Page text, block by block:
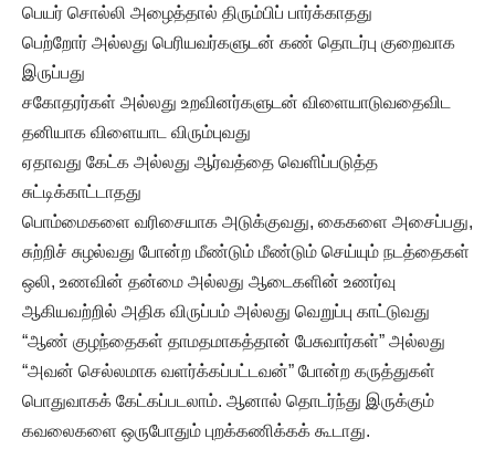
பெயர் சொல்லி அழைத்தால் திரும்பிப் பார்க்காதது
பெற்றோர் அல்லது பெரியவர்களுடன் கண் தொடர்பு குறைவாக
இருப்பது
சகோதரர்கள் அல்லது உறவினர்களுடன் விளையாடுவதைவிட
தனியாக விளையாட விரும்புவது
ஏதாவது கேட்க அல்லது ஆர்வத்தை வெளிப்படுத்த
சுட்டிக்காட்டாதது
பொம்மைகளை வரிசையாக அடுக்குவது, கைகளை அசைப்பது,
சுற்றிச் சுழல்வது போன்ற மீண்டும் மீண்டும் செய்யும் நடத்தைகள்
ஒலி, உணவின் தன்மை அல்லது ஆடைகளின் உணர்வு
ஆகியவற்றில் அதிக விருப்பம் அல்லது வெறுப்பு காட்டுவது
“ஆண் குழந்தைகள் தாமதமாகத்தான் பேசுவார்கள்” அல்லது
“அவன் செல்லமாக வளர்க்கப்பட்டவன்” போன்ற கருத்துகள்
பொதுவாகக் கேட்கப்படலாம். ஆனால் தொடர்ந்து இருக்கும்
கவலைகளை ஒருபோதும் புறக்கணிக்கக் கூடாது.